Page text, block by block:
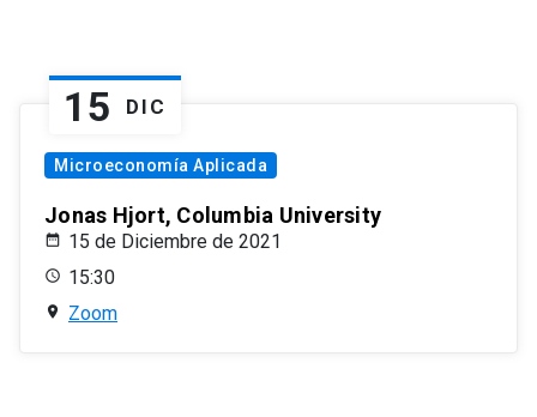
15 DIC
Microeconomía Aplicada
Jonas Hjort, Columbia University
15 de Diciembre de 2021
15:30
Zoom